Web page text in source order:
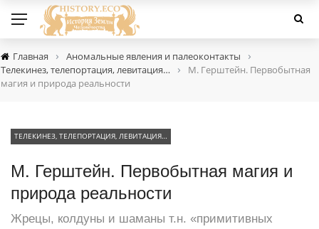
Главная › Аномальные явления и палеоконтакты ›
Телекинез, телепортация, левитация… ›
М. Герштейн. Первобытная
магия и природа реальности
ТЕЛЕКИНЕЗ, ТЕЛЕПОРТАЦИЯ, ЛЕВИТАЦИЯ…
М. Герштейн. Первобытная магия и
природа реальности
Жрецы, колдуны и шаманы т.н. «примитивных